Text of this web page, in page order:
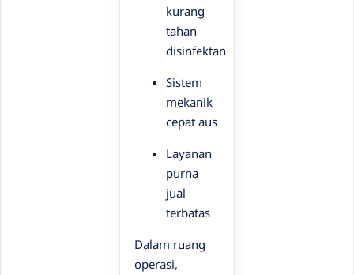
kurang
tahan
disinfektan
Sistem
mekanik
cepat aus
Layanan
purna
jual
terbatas
Dalam ruang
operasi,